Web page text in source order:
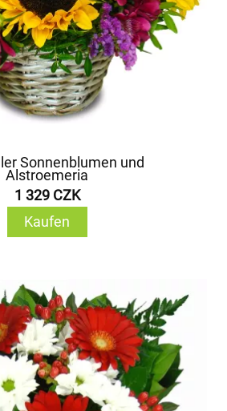
Sonnenblumen und
Alstroemeria
1 329 CZK
Kaufen